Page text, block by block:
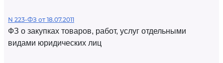
N 223-ФЗ от 18.07.2011
ФЗ о закупках товаров, работ, услуг отдельными
видами юридических лиц